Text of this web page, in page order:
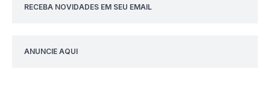
RECEBA NOVIDADES EM SEU EMAIL
ANUNCIE AQUI